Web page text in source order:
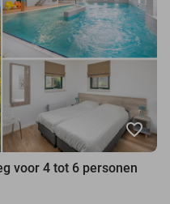
favorite_border
voor 4 tot 6 personen